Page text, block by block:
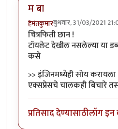
म बा
हेमंतकुमारबुधवार, 31/03/2021
चित्रफिती छान !
टॉयलेट देखील नसलेल्या या
कसे
>> इंजिनमध्येही सोय
एक्सप्रेसचे चालकही बिचारे
प्रतिसाद देण्यासाठीलॉग इन